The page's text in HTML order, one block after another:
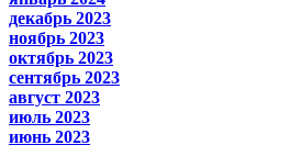
декабрь 2023
ноябрь 2023
октябрь 2023
сентябрь 2023
август 2023
июль 2023
июнь 2023